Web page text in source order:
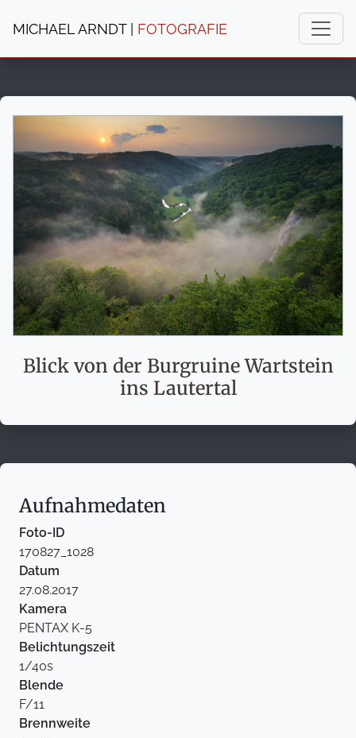
MICHAEL ARNDT | FOTOGRAFIE
Blick von der Burgruine Wartstein
ins Lautertal
Aufnahmedaten
Foto-ID
170827_1028
Datum
27.08.2017
Kamera
PENTAX K-5
Belichtungszeit
1/40s
Blende
F/11
Brennweite